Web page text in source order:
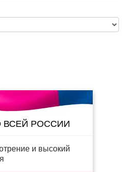
ВСЕЙ РОССИИ
и высокий